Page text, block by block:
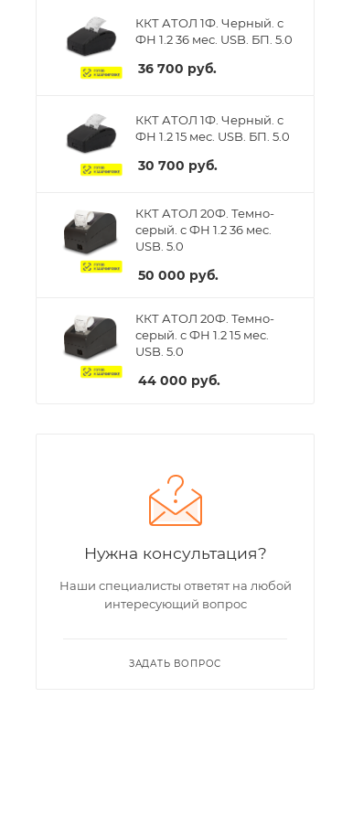
ККТ АТОЛ 1Ф. Черный. с
ФН 1.2 36 мес. USB. БП. 5.0
36 700 руб.
ККТ АТОЛ 1Ф. Черный. с
ФН 1.2 15 мес. USB. БП. 5.0
30 700 руб.
ККТ АТОЛ 20Ф. Темно-
серый. с ФН 1.2 36 мес.
USB. 5.0
50 000 руб.
ККТ АТОЛ 20Ф. Темно-
серый. с ФН 1.2 15 мес.
USB. 5.0
44 000 руб.
Нужна консультация?
Наши специалисты ответят на любой
интересующий вопрос
ЗАДАТЬ ВОПРОС